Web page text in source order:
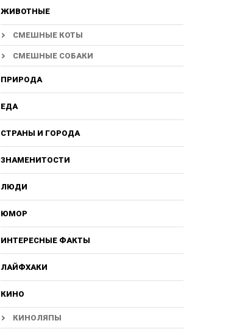
ЖИВОТНЫЕ
СМЕШНЫЕ КОТЫ
СМЕШНЫЕ СОБАКИ
ПРИРОДА
ЕДА
СТРАНЫ И ГОРОДА
ЗНАМЕНИТОСТИ
ЛЮДИ
ЮМОР
ИНТЕРЕСНЫЕ ФАКТЫ
ЛАЙФХАКИ
КИНО
КИНОЛЯПЫ